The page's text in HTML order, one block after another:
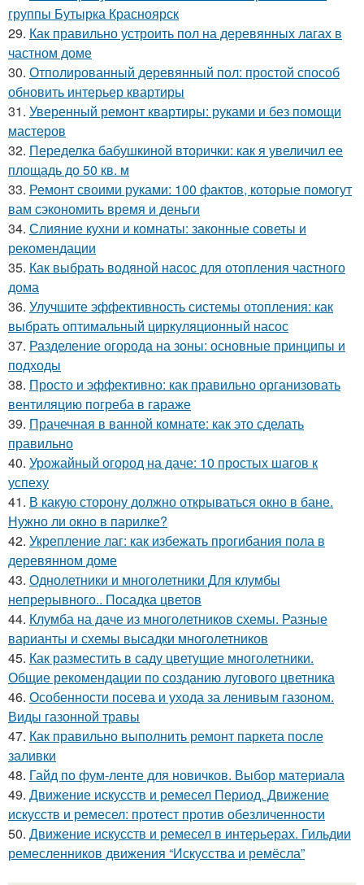
группы Бутырка Красноярск
29. Как правильно устроить пол на деревянных лагах в
частном доме
30. Отполированный деревянный пол: простой способ
обновить интерьер квартиры
31. Уверенный ремонт квартиры: руками и без помощи
мастеров
32. Переделка бабушкиной вторички: как я увеличил ее
площадь до 50 кв. м
33. Ремонт своими руками: 100 фактов, которые помогут
вам сэкономить время и деньги
34. Слияние кухни и комнаты: законные советы и
рекомендации
35. Как выбрать водяной насос для отопления частного
дома
36. Улучшите эффективность системы отопления: как
выбрать оптимальный циркуляционный насос
37. Разделение огорода на зоны: основные принципы и
подходы
38. Просто и эффективно: как правильно организовать
вентиляцию погреба в гараже
39. Прачечная в ванной комнате: как это сделать
правильно
40. Урожайный огород на даче: 10 простых шагов к
успеху
41. В какую сторону должно открываться окно в бане.
Нужно ли окно в парилке?
42. Укрепление лаг: как избежать прогибания пола в
деревянном доме
43. Однолетники и многолетники Для клумбы
непрерывного.. Посадка цветов
44. Клумба на даче из многолетников схемы. Разные
варианты и схемы высадки многолетников
45. Как разместить в саду цветущие многолетники.
Общие рекомендации по созданию лугового цветника
46. Особенности посева и ухода за ленивым газоном.
Виды газонной травы
47. Как правильно выполнить ремонт паркета после
заливки
48. Гайд по фум-ленте для новичков. Выбор материала
49. Движение искусств и ремесел Период. Движение
искусств и ремесел: протест против обезличенности
50. Движение искусств и ремесел в интерьерах. Гильдии
ремесленников движения “Искусства и ремёсла”